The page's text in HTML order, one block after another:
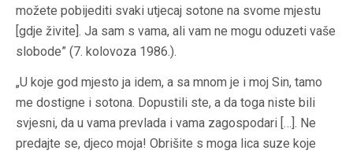
možete pobijediti svaki utjecaj sotone na svome mjestu
[gdje živite]. Ja sam s vama, ali vam ne mogu oduzeti vaše
slobode” (7. kolovoza 1986.).
„U koje god mjesto ja idem, a sa mnom je i moj Sin, tamo
me dostigne i sotona. Dopustili ste, a da toga niste bili
svjesni, da u vama prevlada i vama zagospodari […]. Ne
predajte se, djeco moja! Obrišite s moga lica suze koje